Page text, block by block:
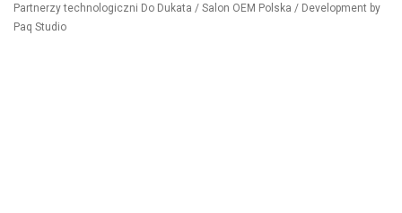
Partnerzy technologiczni Do Dukata / Salon OEM Polska / Development by
Paq Studio